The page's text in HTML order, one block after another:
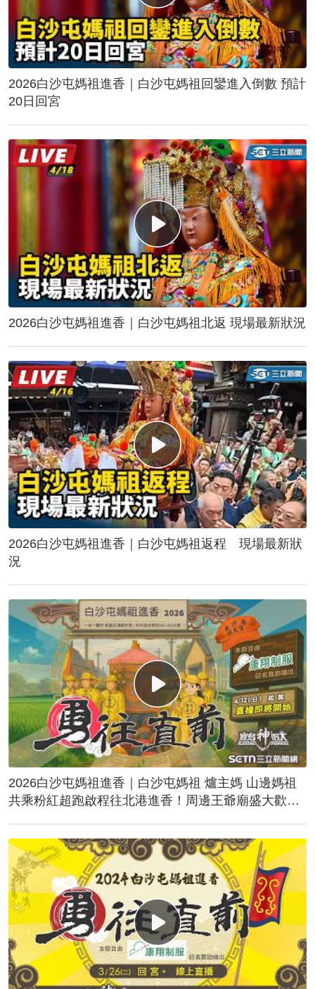
2026白沙屯媽祖進香｜白沙屯媽祖回鑾進入倒數 預計
20日回宮
2026白沙屯媽祖進香｜白沙屯媽祖北返 現場最新狀況
2026白沙屯媽祖進香｜白沙屯媽祖返程 現場最新狀
況
2026白沙屯媽祖進香｜白沙屯媽祖 爐主媽 山邊媽祖
共乘粉紅超跑啟程往北港進香！周邊王爺廟盛大歡